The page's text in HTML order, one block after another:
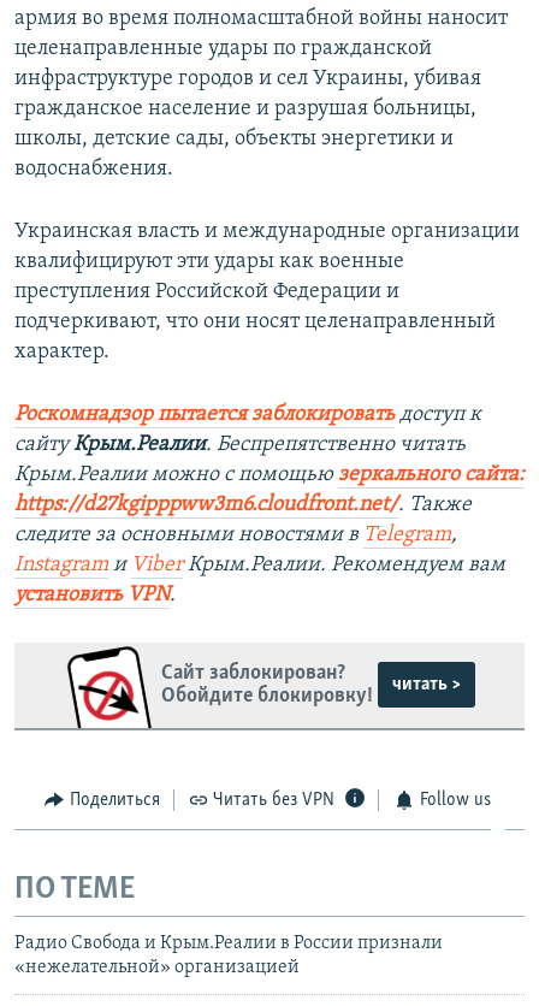
армия во время полномасштабной войны наносит
целенаправленные удары по гражданской
инфраструктуре городов и сел Украины, убивая
гражданское население и разрушая больницы,
школы, детские сады, объекты энергетики и
водоснабжения.
Украинская власть и международные организации
квалифицируют эти удары как военные
преступления Российской Федерации и
подчеркивают, что они носят целенаправленный
характер.
Роскомнадзор пытается заблокироватьдоступ к
сайтуКрым.Реалии. Беспрепятственно читать
Крым.Реалии можно с помощью зеркального сайта:
https://d27kgipppww3m6.cloudfront.net/. Также
следите за основными новостями в Telegram,
Instagram и ViberКрым.Реалии. Рекомендуем вам
установить VPN.
Сайт заблокирован?
Обойдите блокировку!
читать >
Поделиться Читать без VPN Follow us
ПО ТЕМЕ
Радио Свобода и Крым.Реалии в России признали
«нежелательной» организацией